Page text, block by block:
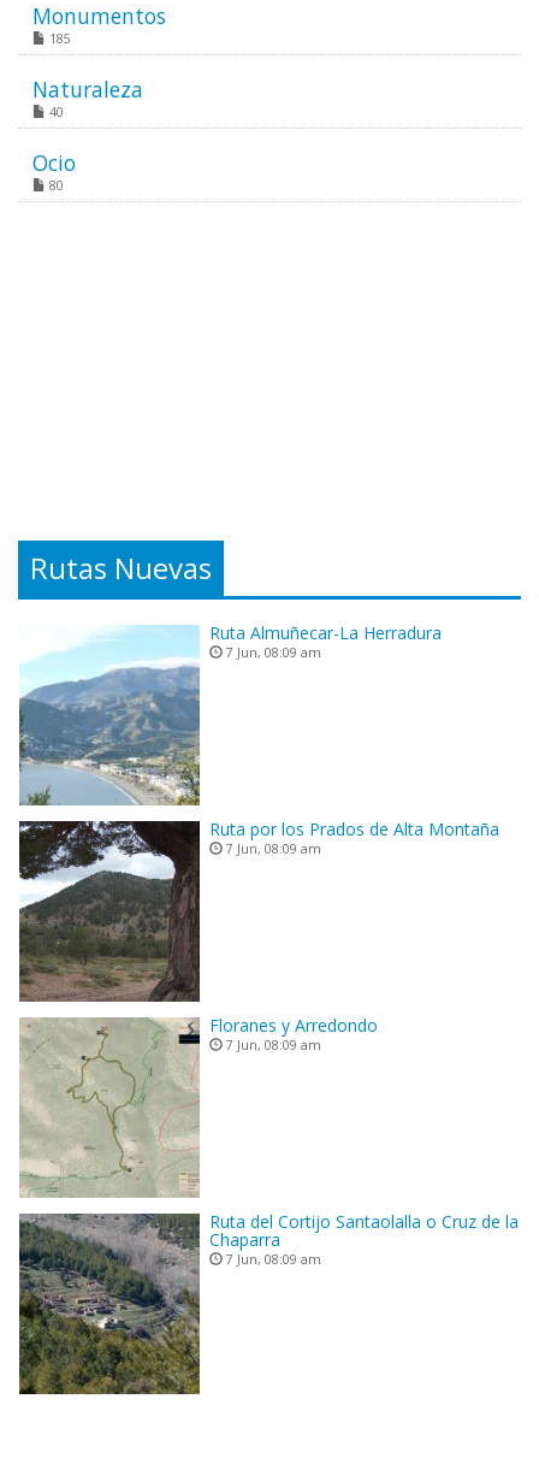
Monumentos
185
Naturaleza
40
Ocio
80
Rutas Nuevas
Ruta Almuñecar-La Herradura
7 Jun, 08:09 am
Ruta por los Prados de Alta Montaña
7 Jun, 08:09 am
Floranes y Arredondo
7 Jun, 08:09 am
Ruta del Cortijo Santaolalla o Cruz de la
Chaparra
7 Jun, 08:09 am